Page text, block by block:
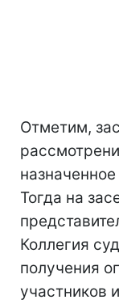
Отметим,
Тогда на
Коллегия
получения
участников